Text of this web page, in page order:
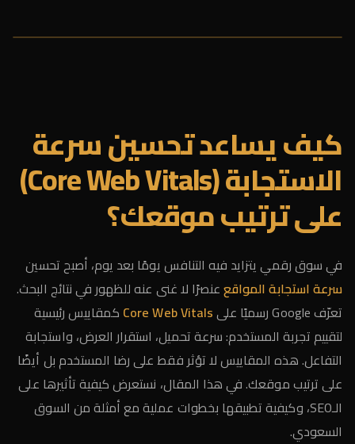
كيف يساعد تحسين سرعة
الاستجابة (Core Web Vitals)
على ترتيب موقعك؟
في سوق رقمي يتزايد فيه التنافس يومًا بعد يوم، أصبح تحسين
سرعة استجابة المواقععنصرًا لا غنى عنه للظهور في نتائج البحث.
تعرّف Google رسميًا على
Core Web Vitals كمقاييس رئيسية
لتقييم تجربة المستخدم: سرعة تحميل، استقرار العرض، واستجابة
التفاعل. هذه المقاييس لا تؤثر فقط على رضا المستخدم بل أيضًا
على ترتيب موقعك. في هذا المقال، نستعرض كيفية تأثيرها على
الـSEO، وكيفية تطبيقها بخطوات عملية مع أمثلة من السوق
السعودي.